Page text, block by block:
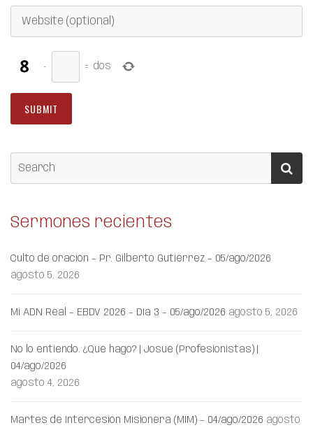
− = dos
Sermones recientes
Culto de oración – Pr. Gilberto Gutiérrez – 05/ago/2026
agosto 5, 2026
Mi ADN Real – EBDV 2026 – Día 3 – 05/ago/2026 agosto 5, 2026
No lo entiendo. ¿Qué hago? | Josué (Profesionistas) |
04/ago/2026
agosto 4, 2026
Martes de Intercesión Misionera (MIM) – 04/ago/2026 agosto